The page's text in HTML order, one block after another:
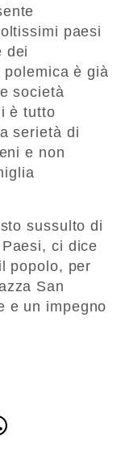
paesi
dei
polemica è già
società
è tutto
serietà di
e non
sussulto di
ci dice
popolo, per
San
e un impegno